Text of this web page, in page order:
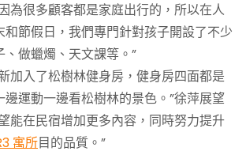
為很多顧客都是家庭出行的，所以在人
節假日，我們專門針對孩子開設了不少
做蠟燭、天文課等。”
入了松樹林健身房，健身房四面都是
運動一邊看松樹林的景色。”徐萍展望
能在民宿增加更多內容，同時努力提升
寓所目的品質。”